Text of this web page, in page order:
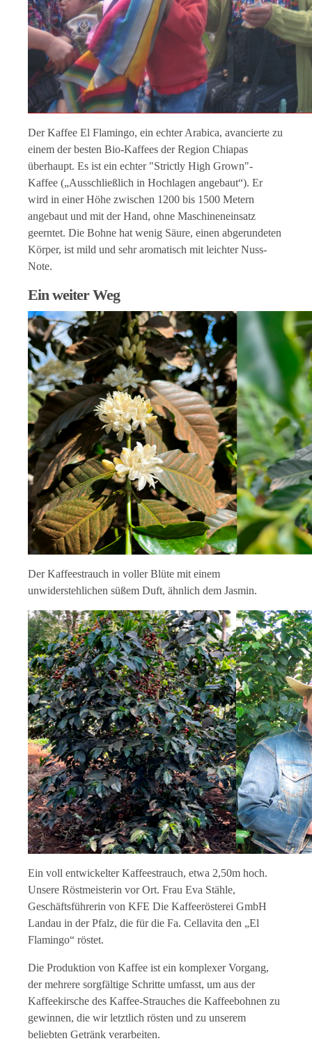
Der Kaffee El Flamingo, ein echter Arabica, avancierte zu
einem der besten Bio-Kaffees der Region Chiapas
überhaupt. Es ist ein echter "Strictly High Grown"-
Kaffee („Ausschließlich in Hochlagen angebaut“). Er
wird in einer Höhe zwischen 1200 bis 1500 Metern
angebaut und mit der Hand, ohne Maschineneinsatz
geerntet. Die Bohne hat wenig Säure, einen abgerundeten
Körper, ist mild und sehr aromatisch mit leichter Nuss-
Note.
Ein weiter Weg
Der Kaffeestrauch in voller Blüte mit einem
unwiderstehlichen süßem Duft, ähnlich dem Jasmin.
Ein voll entwickelter Kaffeestrauch, etwa 2,50m hoch.
Unsere Röstmeisterin vor Ort. Frau Eva Stähle,
Geschäftsführerin von KFE Die Kaffeerösterei GmbH
Landau in der Pfalz, die für die Fa. Cellavita den „El
Flamingo“ röstet.
Die Produktion von Kaffee ist ein komplexer Vorgang,
der mehrere sorgfältige Schritte umfasst, um aus der
Kaffeekirsche des Kaffee-Strauches die Kaffeebohnen zu
gewinnen, die wir letztlich rösten und zu unserem
beliebten Getränk verarbeiten.